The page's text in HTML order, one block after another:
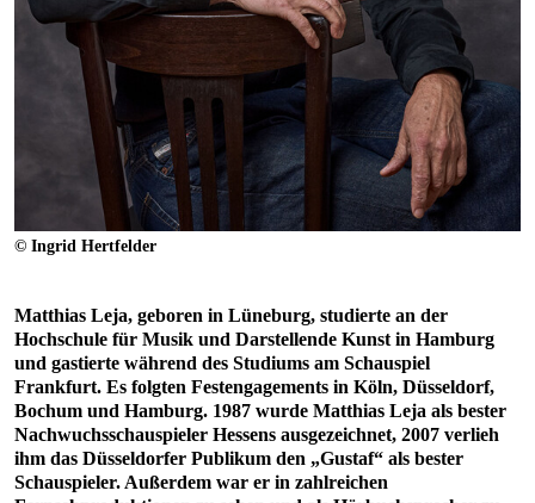
© Ingrid Hertfelder
Matthias Leja, geboren in Lüneburg, studierte an der
Hochschule für Musik und Darstellende Kunst in Hamburg
und gastierte während des Studiums am Schauspiel
Frankfurt. Es folgten Festengagements in Köln, Düsseldorf,
Bochum und Hamburg. 1987 wurde Matthias Leja als bester
Nachwuchsschauspieler Hessens ausgezeichnet, 2007 verlieh
ihm das Düsseldorfer Publikum den „Gustaf“ als bester
Schauspieler. Außerdem war er in zahlreichen